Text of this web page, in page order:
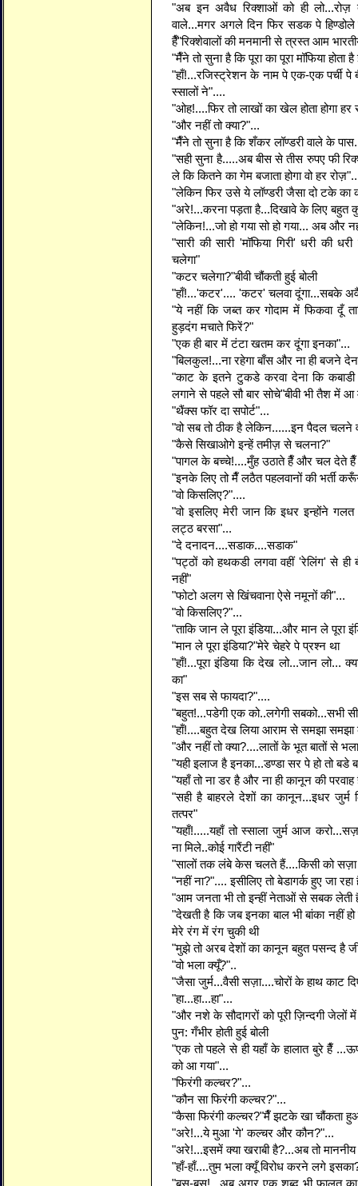
"अब इन अवैध रिक्शाओं को ही लो...रोज़
वाले...मगर अगले दिन फिर सडक पे
हैँ"रिक्शेवालों की मनमानी से त्रस्त आम
"मैँने तो सुना है कि पूरा का पूरा मॉफिया
"हाँ!...रजिस्ट्रेशन के नाम पे एक-एक पर्ची पे
स्सालों ने"....
"ओह!....फिर तो लाखों का खेल होता होगा हर
"और नहीं तो क्या?"...
"मैँने तो सुना है कि शँकर लॉण्डरी वाले के
"सही सुना है.....अब बीस से तीस रुपए फी
ले कि कितने का गेम बजाता होगा वो हर
"लेकिन फिर उसे ये लॉण्डरी जैसा दो टके का
"अरे!...करना पड़ता है...दिखावे के लिए बहुत
"लेकिन!...जो हो गया सो हो गया... अब और
"सारी की सारी 'मॉफिया गिरी' धरी की
चलेगा"
"कटर चलेगा?"बीवी चौंकती हुई बोली
"हाँ!...'कटर'.... 'कटर' चलवा दूंगा...सबके
"ये नहीं कि जब्त कर गोदाम में फिकवा
हुड़दंग मचाते फिरें?"
"एक ही बार में टंटा खतम कर दूंगा इनका"...
"बिलकुल!...ना रहेगा बाँस और ना ही बजने
"काट के इतने टुकडे करवा देना कि
लगाने से पहले सौ बार सोचे"बीवी भी तैश में आ
"थैंक्स फॉर दा सपोर्ट"...
"वो सब तो ठीक है लेकिन......इन पैदल चलने
"कैसे सिखाओगे इन्हें तमीज़ से चलना?"
"पागल के बच्चे!....मुँह उठाते हैँ और चल देते हैँ
"इनके लिए तो मैँ लठैत पहलवानों की भर्ती
"वो किसलिए?"....
"वो इसलिए मेरी जान कि इधर इन्होंने
लट्ठ बरसा"...
"दे दनादन....सडाक....सडाक"
"पट्ठों को हथकडी लगवा वहीं 'रेलिंग' से ही
नहीं"
"फोटो अलग से खिंचवाना ऐसे नमूनों की"...
"वो किसलिए?"...
"ताकि जान ले पूरा इंडिया...और मान ले पूरा
"मान ले पूरा इंडिया?"मेरे चेहरे पे प्रश्न था
"हाँ!...पूरा इंडिया कि देख लो...जान लो...
का"
"इस सब से फायदा?"....
"बहुत!...पडेगी एक को..लगेगी सबको...सभी
"हाँ!....बहुत देख लिया आराम से समझा
"और नहीं तो क्या?....लातों के भूत बातों से
"यही इलाज है इनका...डण्डा सर पे हो तो बडे
"यहाँ तो ना डर है और ना ही कानून की परवाह
"सही है बाहरले देशों का कानून...इधर
तत्पर"
"यहाँ!.....यहाँ तो स्साला जुर्म आज
ना मिले..कोई गारैंटी नहीं"
"सालों तक लंबे केस चलते हैं....किसी को सज़ा
"नहीं ना?".... इसीलिए तो बेडागर्क हुए जा रहा
"आम जनता भी तो इन्हीं नेताओं से सबक लेती
"देखती है कि जब इनका बाल भी बांका नहीं हो
मेरे रंग में रंग चुकी थी
"मुझे तो अरब देशों का कानून बहुत पसन्द है
"वो भला क्यूँ?"..
"जैसा जुर्म...वैसी सज़ा....चोरों के हाथ काट
"हा...हा...हा"...
"और नशे के सौदागरों को पूरी ज़िन्दगी जेलों
पुन: गँभीर होती हुई बोली
"एक तो पहले से ही यहाँ के हालात बुरे हैँ
को आ गया"...
"फिरंगी कल्चर?"...
"कौन सा फिरंगी कल्चर?"...
"कैसा फिरंगी कल्चर?"मैँ झटके खा चौंकता
"अरे!...ये मुआ 'गे' कल्चर और कौन?"...
"अरे!...इसमें क्या खराबी है?...अब तो माननीय
"हाँ-हाँ....तुम भला क्यूँ विरोध करने लगे
"बस-बस!...अब अगर एक शब्द भी फालतू का